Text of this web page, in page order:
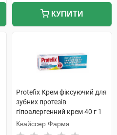
КУПИТИ
Protefix Крем фіксуючий для
зубних протезів
гіпоалергенний крем 40 г 1
туба
Квайссер Фарма